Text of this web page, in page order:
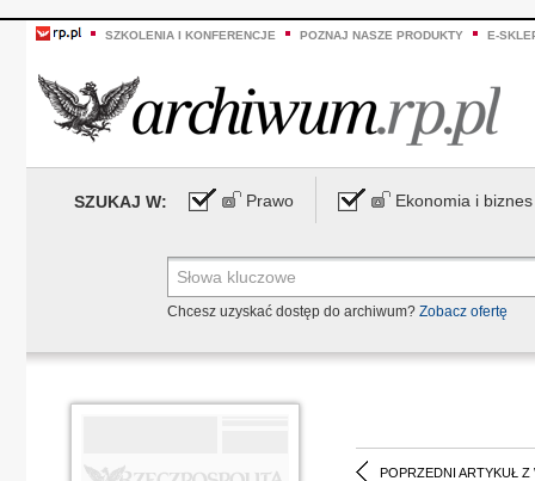
SZKOLENIA I KONFERENCJE POZNAJ NASZE PRODUKTY E-
SZUKAJ W: Prawo Ekonomia i biznes
Chcesz uzyskać dostęp do archiwum? Zobacz ofertę
POPRZEDNI ARTYKUŁ Z